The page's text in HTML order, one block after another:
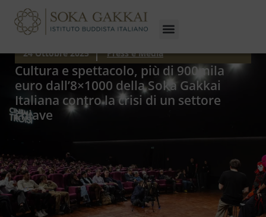
24 Ottobre 2025 Press e Media
Cultura e spettacolo, più di 900mila
euro dall’8×1000 della Soka Gakkai
Italiana contro la crisi di un settore
chiave